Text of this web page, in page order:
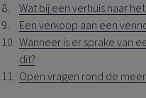
Wat bij een verhuis naar
Een verkoop aan een
Wanneer is er sprake van
dit?
Open vragen rond de